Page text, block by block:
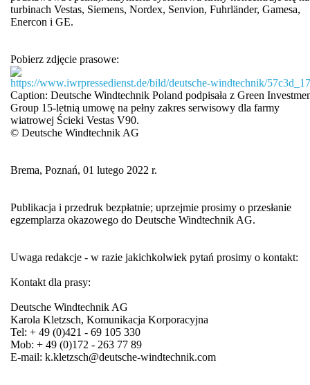
turbinach Vestas, Siemens, Nordex, Senvion, Fuhrländer, Gamesa,
Enercon i GE.
Pobierz zdjęcie prasowe:
https://www.iwrpressedienst.de/bild/deutsche-windtechnik/
Caption: Deutsche Windtechnik Poland podpisała z Green
Group 15-letnią umowę na pełny zakres serwisowy dla farmy
wiatrowej Ścieki Vestas V90.
© Deutsche Windtechnik AG
Brema, Poznań, 01 lutego 2022 r.
Publikacja i przedruk bezpłatnie; uprzejmie prosimy o przesłanie
egzemplarza okazowego do Deutsche Windtechnik AG.
Uwaga redakcje - w razie jakichkolwiek pytań prosimy o kontakt:
Kontakt dla prasy:
Deutsche Windtechnik AG
Karola Kletzsch, Komunikacja Korporacyjna
Tel: + 49 (0)421 - 69 105 330
Mob: + 49 (0)172 - 263 77 89
E-mail: k.kletzsch@deutsche-windtechnik.com